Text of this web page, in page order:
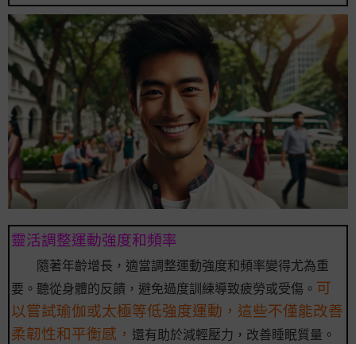
靈活調整運動強度和頻率
隨著年齡增長，適當調整運動強度和頻率變得尤為重
要。聽從身體的反饋，避免過度訓練導致疲勞或受傷。 可
以嘗試瑜伽或太極等低強度運動，這些不僅能改善
柔韌性和平衡感， 還有助於減輕壓力，改善睡眠質量。